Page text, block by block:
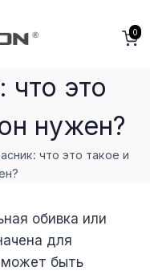
0
что это
нужен?
что это такое и
обивка или
для
быть